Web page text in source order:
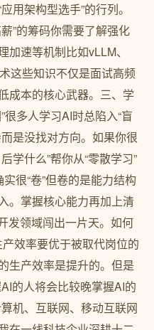
用架构型选手”的行列。
”的筹码你需要了解强化
速等机制比如vLLM、
这些知识不仅是面试高频
成本的核心武器。三、学
很多人学习AI时总陷入“盲
是没找对方向。如果你很
学什么”帮你从“零散学习”
很“卷”但卷的是能力结构
。掌握核心能力再加上清
发领域闯出一片天。如何
效率要优于被取代岗位的
生产效率是提升的。但是
的人将会比较晚掌握AI的
机、互联网、移动互联网